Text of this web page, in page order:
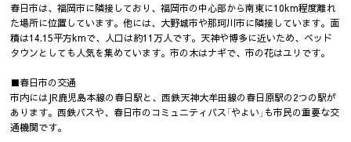
春日市は、福岡市に隣接しており、福岡市の中心部から南東に10km程度離れ
た場所に位置しています。他には、大野城市や那珂川市に隣接しています。面
積は14.15平方kmで、人口は約11万人です。天神や博多に近いため、ベッド
タウンとしても人気を集めています。市の木はナギで、市の花はユリです。
■春日市の交通
市内にはJR鹿児島本線の春日駅と、西鉄天神大牟田線の春日原駅の2つの駅が
あります。西鉄バスや、春日市のコミュニティバス「やよい」も市民の重要な交
通機関です。